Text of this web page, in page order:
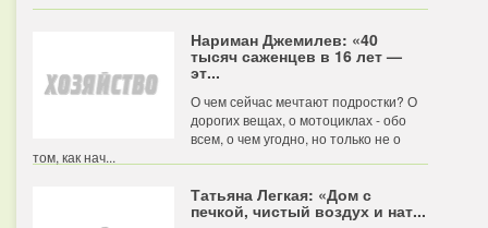
Нариман Джемилев: «40
тысяч саженцев в 16 лет —
эт...
О чем сейчас мечтают подростки? О
дорогих вещах, о мотоциклах - обо
всем, о чем угодно, но только не о
том, как нач...
Татьяна Легкая: «Дом с
печкой, чистый воздух и нат...